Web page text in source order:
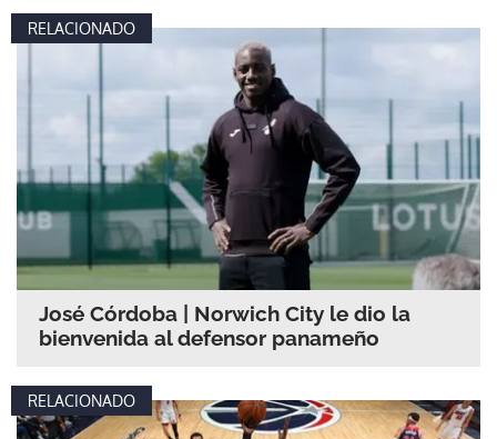
RELACIONADO
José Córdoba | Norwich City le dio la
bienvenida al defensor panameño
RELACIONADO